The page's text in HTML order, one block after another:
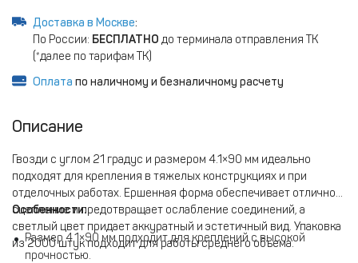
Доставка в Москве:
По России: БЕСПЛАТНО до терминала отправления ТК
(*далее по тарифам ТК)
Оплата по наличному и безналичному расчету
Описание
Гвозди с углом 21 градус и размером 4.1×90 мм идеально
подходят для крепления в тяжелых конструкциях и при
отделочных работах. Ершенная форма обеспечивает отличное
сцепление и предотвращает ослабление соединений, а
светлый цвет придает аккуратный и эстетичный вид. Упаковка
из 2000 штук подходит для работы среднего объема.
Особенности:
Размер 4.1×90 мм подходит для креплений с высокой
прочностью.